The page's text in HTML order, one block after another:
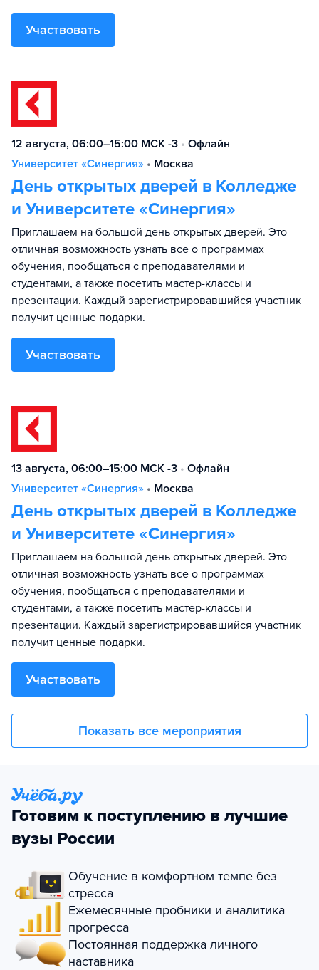
Участвовать
12 августа, 06:00–15:00 МСК -3 • Офлайн
Университет «Синергия» • Москва
День открытых дверей в Колледже
и Университете «Синергия»
Приглашаем на большой день открытых дверей. Это
отличная возможность узнать все о программах
обучения, пообщаться с преподавателями и
студентами, а также посетить мастер-классы и
презентации. Каждый зарегистрировавшийся участник
получит ценные подарки.
Участвовать
13 августа, 06:00–15:00 МСК -3 • Офлайн
Университет «Синергия» • Москва
День открытых дверей в Колледже
и Университете «Синергия»
Приглашаем на большой день открытых дверей. Это
отличная возможность узнать все о программах
обучения, пообщаться с преподавателями и
студентами, а также посетить мастер-классы и
презентации. Каждый зарегистрировавшийся участник
получит ценные подарки.
Участвовать
Показать все мероприятия
Готовим к поступлению в лучшие
вузы России
Обучение в комфортном темпе без
стресса
Ежемесячные пробники и аналитика
прогресса
Постоянная поддержка личного
наставника